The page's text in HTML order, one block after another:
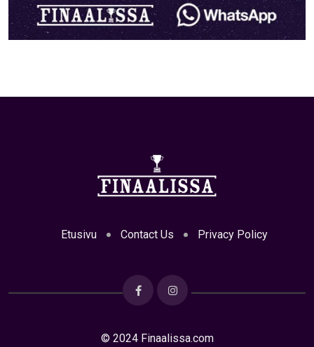
Etusivu Contact Us Privacy Policy
© 2024 Finaalissa.com